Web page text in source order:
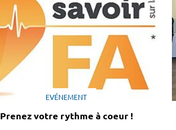
EVÉNEMENT
Prenez votre rythme à coeur !